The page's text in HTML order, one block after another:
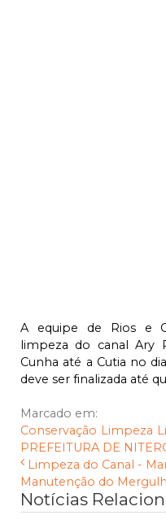
A equipe de Rios e
limpeza do canal Ary
Cunha até a Cutia no
deve ser finalizada até
Marcado em:
Conservação Limpeza
PREFEITURA DE
Limpeza do Canal -
Manutenção do
Notícias